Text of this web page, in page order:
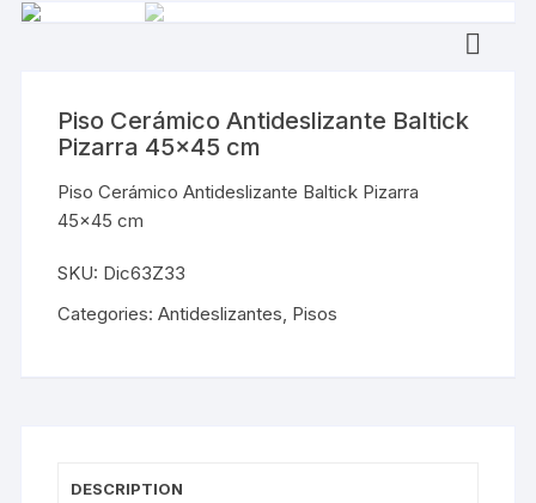
Piso Cerámico Antideslizante Baltick
Pizarra 45×45 cm
Piso Cerámico Antideslizante Baltick Pizarra
45×45 cm
SKU: Dic63Z33
Categories:Antideslizantes, Pisos
DESCRIPTION